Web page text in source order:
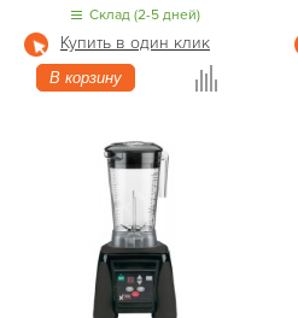
Склад (2-5 дней)
Купить в один клик
В корзину